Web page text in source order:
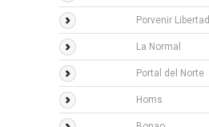
Porvenir Libertad
La Normal
Portal del Norte
Homs